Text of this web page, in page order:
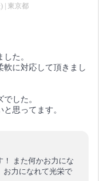
| 東京都
た。
軟に対応して頂きまし
した。
思ってます。
！ また何かお力にな
お力になれて光栄で